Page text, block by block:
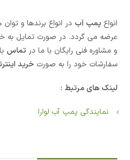
انواع پمپ آب در انواع برندها و
عرضه می گردد. در صورت تمایل به
و مشاوره فنی رایگان با ما در تماس
سفارشات خود را به صورت خرید
لینک های مرتبط :
نمایندگی پمپ آب لوارا